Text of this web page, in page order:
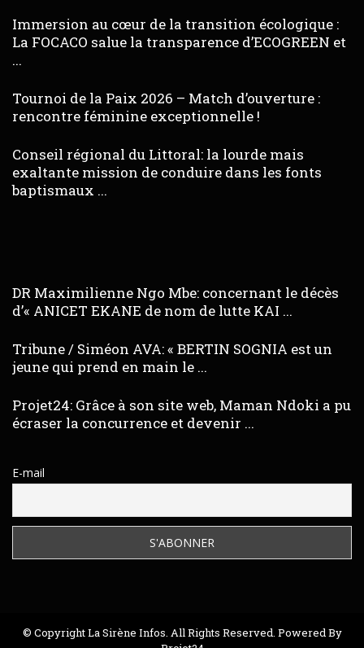
Immersion au cœur de la transition écologique :
La FOCACO salue la transparence d’ECOGREEN et
...
Tournoi de la Paix 2026 – Match d’ouverture :
rencontre féminine exceptionnelle !
Conseil régional du Littoral: la lourde mais
exaltante mission de conduire dans les fonts
baptismaux ...
DR Maximilienne Ngo Mbe: concernant le décès
d’« ANICET EKANE de nom de lutte KAI ...
Tribune / Siméon AVA: « BERTIN SOGNIA est un
jeune qui prend en main le ...
Projet24: Grâce à son site web, Maman Ndoki a pu
écraser la concurrence et devenir ...
E-mail
© Copyright La Sirène Infos. All Rights Reserved. Powered By